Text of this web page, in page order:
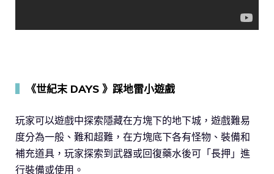
《世紀末 DAYS 》踩地雷小遊戲
玩家可以遊戲中探索隱藏在方塊下的地下城，遊戲難易
度分為一般、難和超難，在方塊底下各有怪物、裝備和
補充道具，玩家探索到武器或回復藥水後可「長押」進
行裝備或使用。